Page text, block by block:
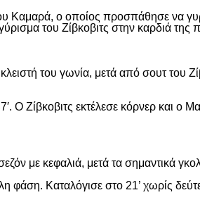
Καμαρά, ο οποίος προσπάθησε να
του Ζίβκοβιτς στην καρδιά
του γωνία, μετά από σουτ του
Ζίβκοβιτς εκτέλεσε κόρνερ και ο
με κεφαλιά, μετά τα σημαντικά
Καταλόγισε στο 21’ χωρίς